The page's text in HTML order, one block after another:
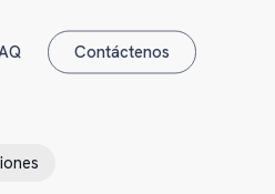
Contáctenos